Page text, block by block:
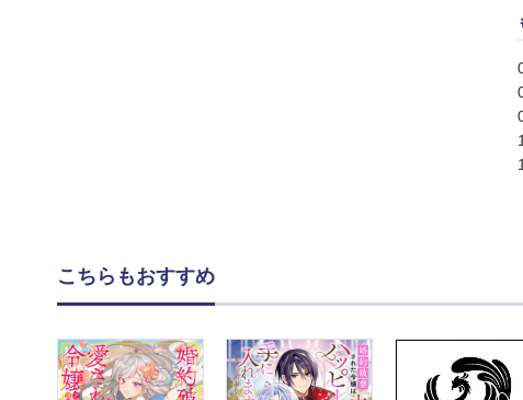
こちらもおすすめ